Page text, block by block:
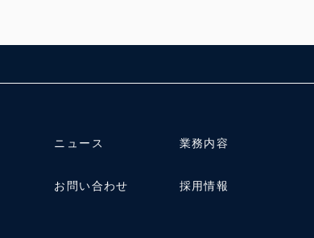
ニュース 業務内容
お問い合わせ 採用情報